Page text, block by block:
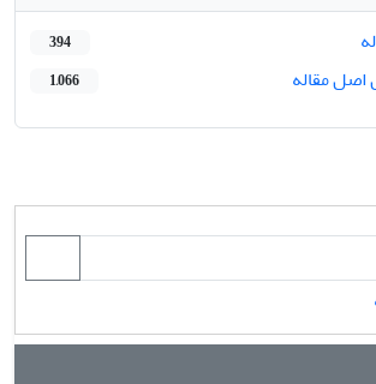
394
اصل مقاله 1,066